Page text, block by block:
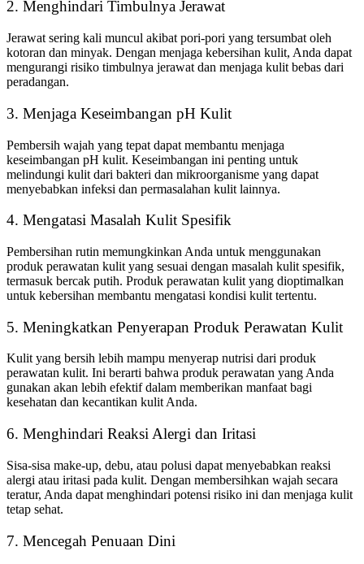
2. Menghindari Timbulnya Jerawat
Jerawat sering kali muncul akibat pori-pori yang tersumbat oleh
kotoran dan minyak. Dengan menjaga kebersihan kulit, Anda dapat
mengurangi risiko timbulnya jerawat dan menjaga kulit bebas dari
peradangan.
3. Menjaga Keseimbangan pH Kulit
Pembersih wajah yang tepat dapat membantu menjaga
keseimbangan pH kulit. Keseimbangan ini penting untuk
melindungi kulit dari bakteri dan mikroorganisme yang dapat
menyebabkan infeksi dan permasalahan kulit lainnya.
4. Mengatasi Masalah Kulit Spesifik
Pembersihan rutin memungkinkan Anda untuk menggunakan
produk perawatan kulit yang sesuai dengan masalah kulit spesifik,
termasuk bercak putih. Produk perawatan kulit yang dioptimalkan
untuk kebersihan membantu mengatasi kondisi kulit tertentu.
5. Meningkatkan Penyerapan Produk Perawatan Kulit
Kulit yang bersih lebih mampu menyerap nutrisi dari produk
perawatan kulit. Ini berarti bahwa produk perawatan yang Anda
gunakan akan lebih efektif dalam memberikan manfaat bagi
kesehatan dan kecantikan kulit Anda.
6. Menghindari Reaksi Alergi dan Iritasi
Sisa-sisa make-up, debu, atau polusi dapat menyebabkan reaksi
alergi atau iritasi pada kulit. Dengan membersihkan wajah secara
teratur, Anda dapat menghindari potensi risiko ini dan menjaga kulit
tetap sehat.
7. Mencegah Penuaan Dini